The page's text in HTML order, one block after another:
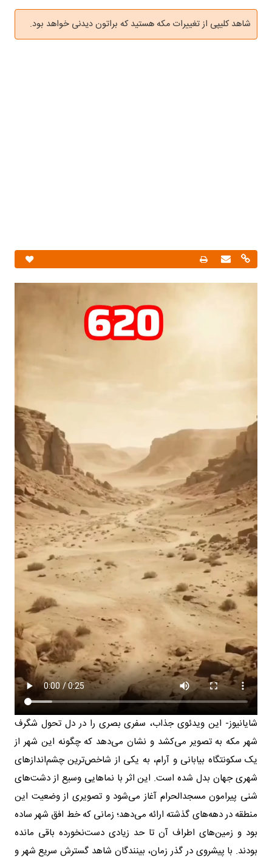
شاهد کلیپی از تغییرات مکه هستید که براتون دیدنی خواهد بود.
شایانیوز- این ویدئوی جذاب، سفری بصری را در دل تحول شگرف
شهر مکه به تصویر می‌کشد و نشان می‌دهد که چگونه این شهر از
یک سکونتگاه بیابانی و آرام، به یکی از شاخص‌ترین چشم‌اندازهای
شهری جهان بدل شده است. این اثر با نماهایی وسیع از دشت‌های
شنی پیرامون مسجدالحرام آغاز می‌شود و تصویری از وضعیت این
منطقه در دهه‌های گذشته ارائه می‌دهد؛ زمانی که خط افق شهر ساده
بود و زمین‌های اطراف آن تا حد زیادی دست‌نخورده باقی مانده
بودند. با پیشروی در گذر زمان، بینندگان شاهد گسترش سریع شهر و